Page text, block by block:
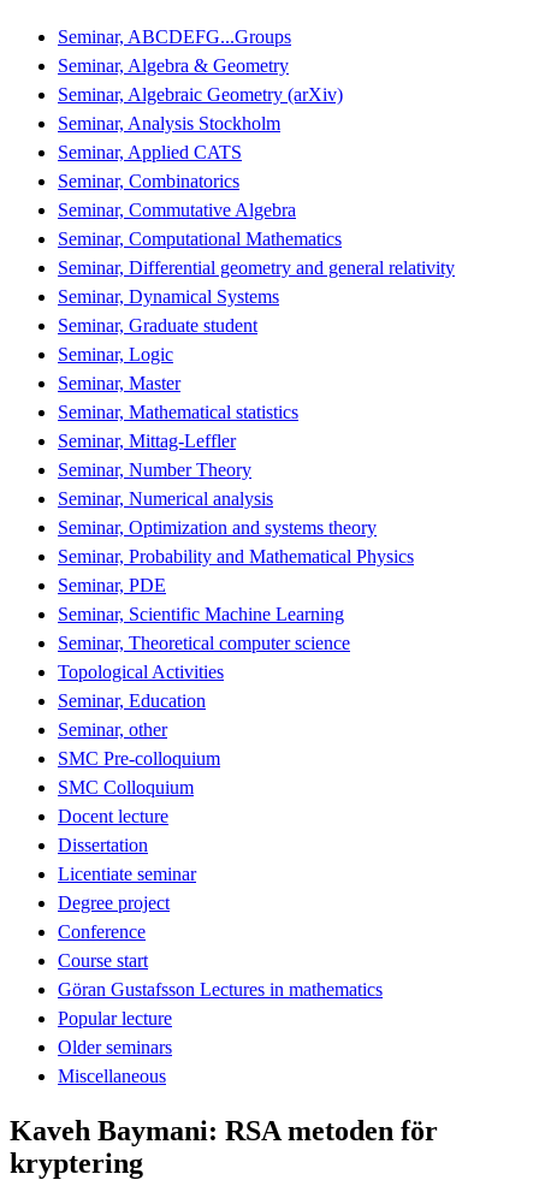
Seminar, ABCDEFG...Groups
Seminar, Algebra & Geometry
Seminar, Algebraic Geometry (arXiv)
Seminar, Analysis Stockholm
Seminar, Applied CATS
Seminar, Combinatorics
Seminar, Commutative Algebra
Seminar, Computational Mathematics
Seminar, Differential geometry and general relativity
Seminar, Dynamical Systems
Seminar, Graduate student
Seminar, Logic
Seminar, Master
Seminar, Mathematical statistics
Seminar, Mittag-Leffler
Seminar, Number Theory
Seminar, Numerical analysis
Seminar, Optimization and systems theory
Seminar, Probability and Mathematical Physics
Seminar, PDE
Seminar, Scientific Machine Learning
Seminar, Theoretical computer science
Topological Activities
Seminar, Education
Seminar, other
SMC Pre-colloquium
SMC Colloquium
Docent lecture
Dissertation
Licentiate seminar
Degree project
Conference
Course start
Göran Gustafsson Lectures in mathematics
Popular lecture
Older seminars
Miscellaneous
Kaveh Baymani: RSA metoden för
kryptering